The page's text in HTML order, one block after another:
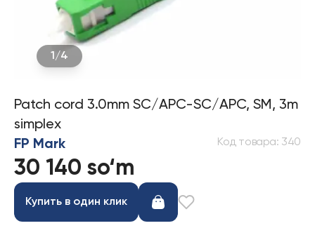
1 /4
Patch cord 3.0mm SC/APC-SC/APC, SM, 3m
simplex
FP Mark
Код товара: 340
30 140 so‘m
Купить в один клик